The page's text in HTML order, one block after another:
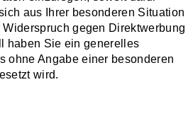
aus Ihrer besonderen Situation
gegen Direktwerbung
haben Sie ein generelles
ohne Angabe einer besonderen
wird.